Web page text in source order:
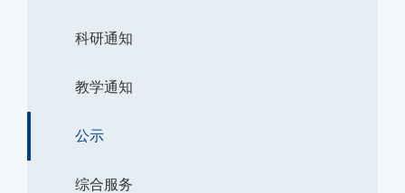
科研通知
教学通知
公示
综合服务